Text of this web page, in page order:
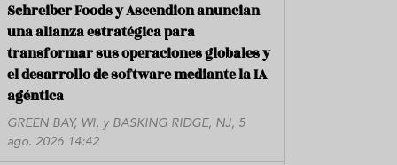
Schreiber Foods y Ascendion anuncian
una alianza estratégica para
transformar sus operaciones globales y
el desarrollo de software mediante la IA
agéntica
GREEN BAY, WI, y BASKING RIDGE, NJ, 5
ago. 2026 14:42